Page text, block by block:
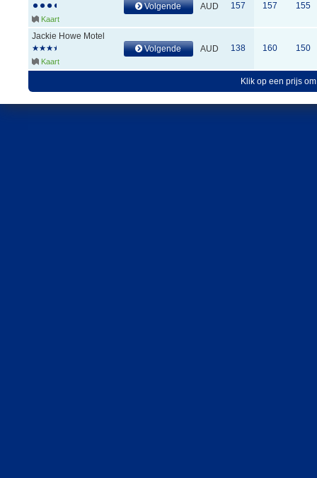
Kaart
Volgende AUD 157 157 155
Jackie Howe Motel
Kaart
Volgende AUD 138 160 150
Klik op een prijs